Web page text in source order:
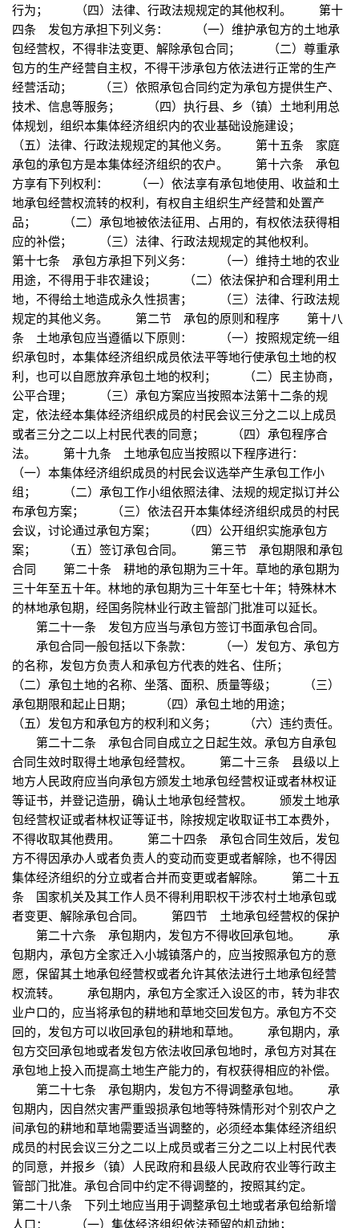
行为； （四）法律、行政法规规定的其他权利。 第十
四条 发包方承担下列义务： （一）维护承包方的土地承
包经营权，不得非法变更、解除承包合同； （二）尊重承
包方的生产经营自主权，不得干涉承包方依法进行正常的生产
经营活动； （三）依照承包合同约定为承包方提供生产、
技术、信息等服务； （四）执行县、乡（镇）土地利用总
体规划，组织本集体经济组织内的农业基础设施建设；
（五）法律、行政法规规定的其他义务。 第十五条 家庭
承包的承包方是本集体经济组织的农户。 第十六条 承包
方享有下列权利： （一）依法享有承包地使用、收益和土
地承包经营权流转的权利，有权自主组织生产经营和处置产
品； （二）承包地被依法征用、占用的，有权依法获得相
应的补偿； （三）法律、行政法规规定的其他权利。
第十七条 承包方承担下列义务： （一）维持土地的农业
用途，不得用于非农建设； （二）依法保护和合理利用土
地，不得给土地造成永久性损害； （三）法律、行政法规
规定的其他义务。 第二节 承包的原则和程序 第十八
条 土地承包应当遵循以下原则： （一）按照规定统一组
织承包时，本集体经济组织成员依法平等地行使承包土地的权
利，也可以自愿放弃承包土地的权利； （二）民主协商，
公平合理； （三）承包方案应当按照本法第十二条的规
定，依法经本集体经济组织成员的村民会议三分之二以上成员
或者三分之二以上村民代表的同意； （四）承包程序合
法。 第十九条 土地承包应当按照以下程序进行：
（一）本集体经济组织成员的村民会议选举产生承包工作小
组； （二）承包工作小组依照法律、法规的规定拟订并公
布承包方案； （三）依法召开本集体经济组织成员的村民
会议，讨论通过承包方案； （四）公开组织实施承包方
案； （五）签订承包合同。 第三节 承包期限和承包
合同 第二十条 耕地的承包期为三十年。草地的承包期为
三十年至五十年。林地的承包期为三十年至七十年；特殊林木
的林地承包期，经国务院林业行政主管部门批准可以延长。
第二十一条 发包方应当与承包方签订书面承包合同。
承包合同一般包括以下条款： （一）发包方、承包方
的名称，发包方负责人和承包方代表的姓名、住所；
（二）承包土地的名称、坐落、面积、质量等级； （三）
承包期限和起止日期； （四）承包土地的用途；
（五）发包方和承包方的权利和义务； （六）违约责任。
第二十二条 承包合同自成立之日起生效。承包方自承包
合同生效时取得土地承包经营权。 第二十三条 县级以上
地方人民政府应当向承包方颁发土地承包经营权证或者林权证
等证书，并登记造册，确认土地承包经营权。 颁发土地承
包经营权证或者林权证等证书，除按规定收取证书工本费外，
不得收取其他费用。 第二十四条 承包合同生效后，发包
方不得因承办人或者负责人的变动而变更或者解除，也不得因
集体经济组织的分立或者合并而变更或者解除。 第二十五
条 国家机关及其工作人员不得利用职权干涉农村土地承包或
者变更、解除承包合同。 第四节 土地承包经营权的保护
第二十六条 承包期内，发包方不得收回承包地。 承
包期内，承包方全家迁入小城镇落户的，应当按照承包方的意
愿，保留其土地承包经营权或者允许其依法进行土地承包经营
权流转。 承包期内，承包方全家迁入设区的市，转为非农
业户口的，应当将承包的耕地和草地交回发包方。承包方不交
回的，发包方可以收回承包的耕地和草地。 承包期内，承
包方交回承包地或者发包方依法收回承包地时，承包方对其在
承包地上投入而提高土地生产能力的，有权获得相应的补偿。
第二十七条 承包期内，发包方不得调整承包地。 承
包期内，因自然灾害严重毁损承包地等特殊情形对个别农户之
间承包的耕地和草地需要适当调整的，必须经本集体经济组织
成员的村民会议三分之二以上成员或者三分之二以上村民代表
的同意，并报乡（镇）人民政府和县级人民政府农业等行政主
管部门批准。承包合同中约定不得调整的，按照其约定。
第二十八条 下列土地应当用于调整承包土地或者承包给新增
人口： （一）集体经济组织依法预留的机动地；